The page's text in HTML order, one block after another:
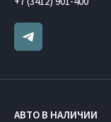
АВТО В НАЛИЧИИ